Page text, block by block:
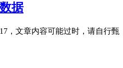
据
，文章内容可能过时，请自行甄